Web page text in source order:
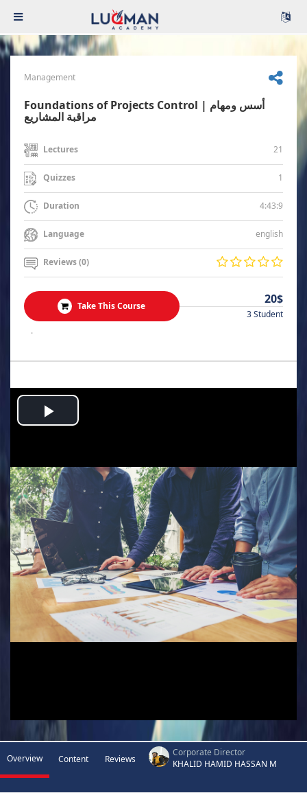
Management
Foundations of Projects Control | أسس ومهام
مراقبة المشاريع
Lectures 21
Quizzes 1
Duration 4:43:9
Language english
Reviews (0)
Take This Course 20$
3 Student
.
Play
Overview Content Reviews
Corporate Director
KHALID HAMID HASSAN M